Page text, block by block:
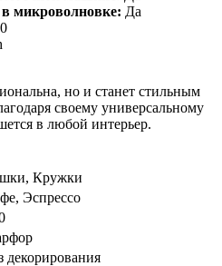
микроволновке: Да
но и станет стильным
своему универсальному
в любой интерьер.
Кружки
Эспрессо
декорирования